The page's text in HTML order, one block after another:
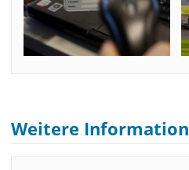
Weitere Information